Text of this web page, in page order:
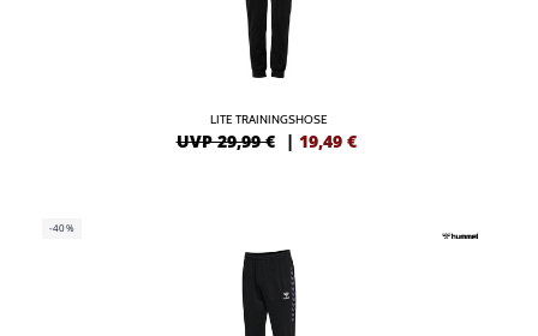
LITE TRAININGSHOSE
UVP 29,99 € | 19,49 €
-40%